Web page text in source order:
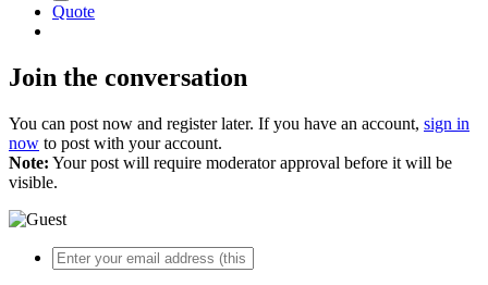
Quote
Join the conversation
You can post now and register later. If you have an account, sign in
now to post with your account.
Note: Your post will require moderator approval before it will be
visible.